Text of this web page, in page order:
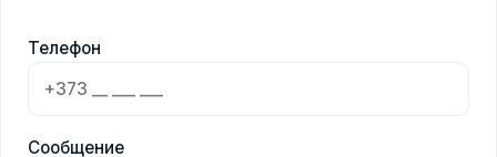
Телефон
Сообщение